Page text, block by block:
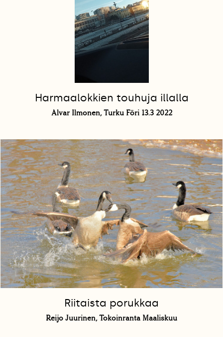
Harmaalokkien touhuja illalla
Alvar Ilmonen, Turku Föri 13.3 2022
Riitaista porukkaa
Reijo Juurinen, Tokoinranta Maaliskuu